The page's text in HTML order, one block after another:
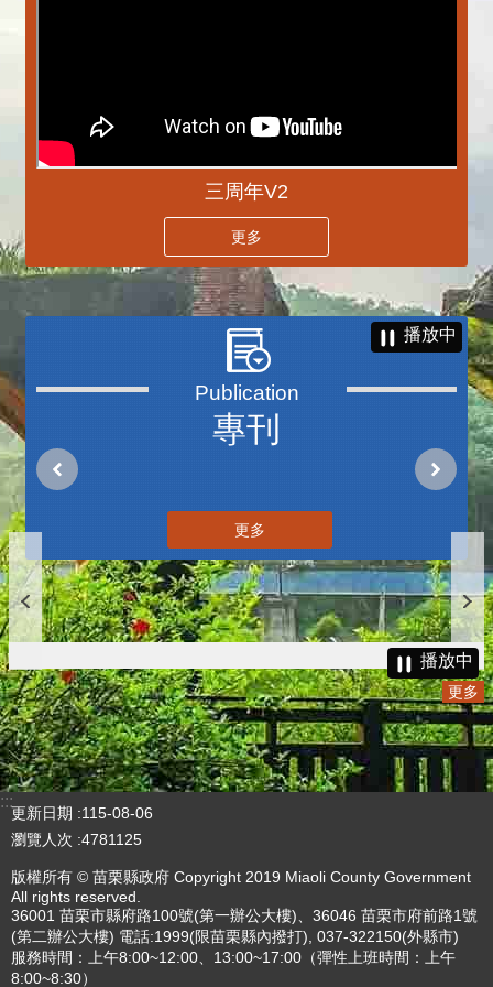
三周年V2
更多
專刊
播放中
更多
播放中
更多
:::
更新日期
115-08-06
瀏覽人次 4781125
版權所有 © 苗栗縣政府 Copyright 2019 Miaoli County Government
All rights reserved.
36001 苗栗市縣府路100號(第一辦公大樓)、36046 苗栗市府前路1號
(第二辦公大樓) 電話:1999(限苗栗縣內撥打), 037-322150(外縣市)
服務時間：上午8:00~12:00、13:00~17:00（彈性上班時間：上午
8:00~8:30）